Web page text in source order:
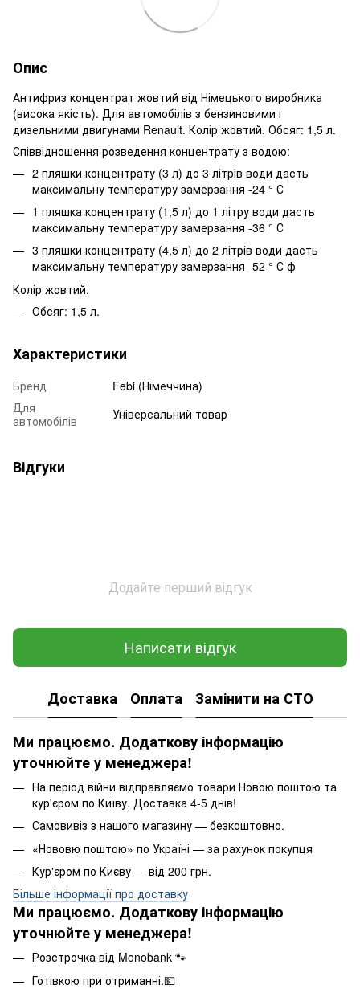
Опис
Антифриз концентрат жовтий від Німецького виробника
(висока якість). Для автомобілів з бензиновими і
дизельними двигунами Renault. Колір жовтий. Обсяг: 1,5 л.
Співвідношення розведення концентрату з водою:
2 пляшки концентрату (3 л) до 3 літрів води дасть
максимальну температуру замерзання -24 ° С
1 пляшка концентрату (1,5 л) до 1 літру води дасть
максимальну температуру замерзання -36 ° С
3 пляшки концентрату (4,5 л) до 2 літрів води дасть
максимальну температуру замерзання -52 ° С ф
Колір жовтий.
Обсяг: 1,5 л.
Характеристики
Бренд
Febi (Німеччина)
Для
автомобілів
Універсальний товар
Відгуки
Додайте перший відгук
Написати відгук
Доставка Оплата Замінити на СТО
Ми працюємо. Додаткову інформацію
уточнюйте у менеджера!
На період війни відправляємо товари Новою поштою та
кур'єром по Київу. Доставка 4-5 днів!
Самовивіз з нашого магазину — безкоштовно.
«Нововю поштою» по Україні — за рахунок покупця
Кур'єром по Києву — від 200 грн.
Більше інформації про доставку
Ми працюємо. Додаткову інформацію
уточнюйте у менеджера!
Розстрочка від Monobank 🐾
Готівкою при отриманні.💵